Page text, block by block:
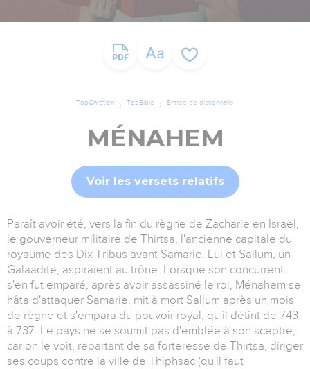
TopChrétien TopBible Entrée de dictionnaire
MÉNAHEM
Voir les versets relatifs
Paraît avoir été, vers la fin du règne de Zacharie en Israël,
le gouverneur militaire de Thirtsa, l'ancienne capitale du
royaume des Dix Tribus avant Samarie. Lui et Sallum, un
Galaadite, aspiraient au trône. Lorsque son concurrent
s'en fut emparé, après avoir assassiné le roi, Ménahem se
hâta d'attaquer Samarie, mit à mort Sallum après un mois
de règne et s'empara du pouvoir royal, qu'il détint de 743
à 737. Le pays ne se soumit pas d'emblée à son sceptre,
car on le voit, repartant de sa forteresse de Thirtsa, diriger
ses coups contre la ville de Thiphsac (qu'il faut